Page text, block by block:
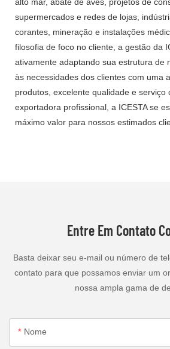
supermercados e redes de lojas,
corantes, mineração e instalações
filosofia de foco no cliente, a gestão da
ativamente adaptando sua estrutura de
às necessidades dos clientes com uma
produtos, excelente qualidade e serviço
exportadora profissional, a ICESTA se
máximo valor para nossos estimados
Entre Em Contato
Basta deixar seu e-mail ou número de
contato para que possamos enviar um
nossa ampla gama de
Nome